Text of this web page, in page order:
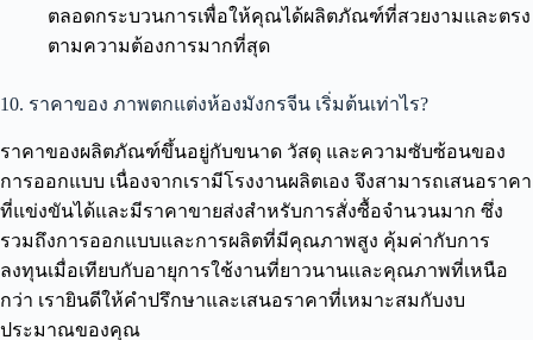
ตลอดกระบวนการเพื่อให้คุณได้ผลิตภัณฑ์ที่สวยงามและตรง
ตามความต้องการมากที่สุด
10. ราคาของ ภาพตกแต่งห้องมังกรจีน เริ่มต้นเท่าไร?
ราคาของผลิตภัณฑ์ขึ้นอยู่กับขนาด วัสดุ และความซับซ้อนของ
การออกแบบ เนื่องจากเรามีโรงงานผลิตเอง จึงสามารถเสนอราคา
ที่แข่งขันได้และมีราคาขายส่งสำหรับการสั่งซื้อจำนวนมาก ซึ่ง
รวมถึงการออกแบบและการผลิตที่มีคุณภาพสูง คุ้มค่ากับการ
ลงทุนเมื่อเทียบกับอายุการใช้งานที่ยาวนานและคุณภาพที่เหนือ
กว่า เรายินดีให้คำปรึกษาและเสนอราคาที่เหมาะสมกับงบ
ประมาณของคุณ